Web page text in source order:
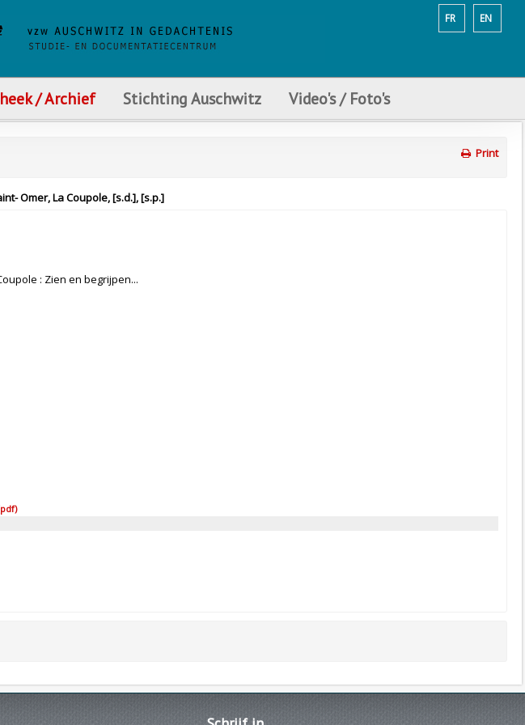
EN
FR
/ Archief Stichting Auschwitz Video's / Foto's
Print
Omer, La Coupole, [s.d.], [s.p.]
: Zien en begrijpen...